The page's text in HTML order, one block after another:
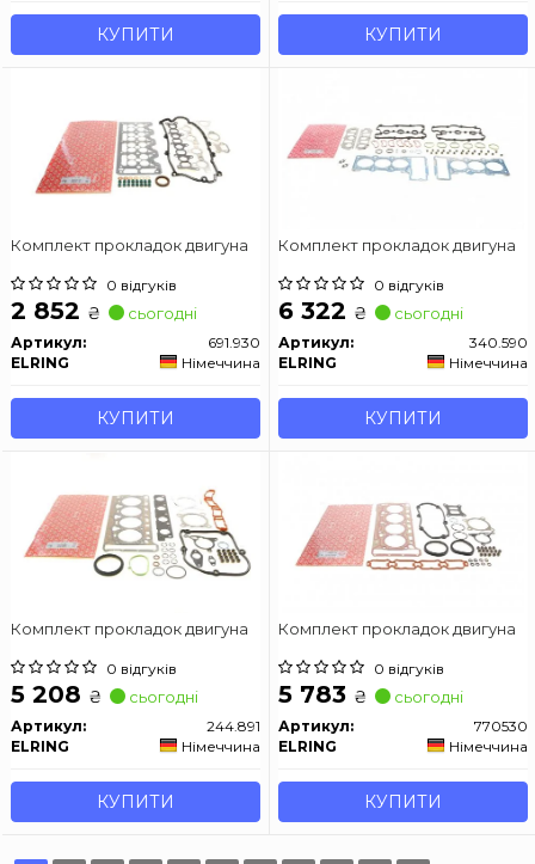
КУПИТИ КУПИТИ
Комплект прокладок двигуна
0 відгуків
2 852 ₴ сьогодні
Артикул:
691.930
ELRING
Німеччина
КУПИТИ
Комплект прокладок двигуна
0 відгуків
6 322 ₴ сьогодні
Артикул:
340.590
ELRING
Німеччина
КУПИТИ
Комплект прокладок двигуна
0 відгуків
5 208 ₴ сьогодні
Артикул:
244.891
ELRING
Німеччина
КУПИТИ
Комплект прокладок двигуна
0 відгуків
5 783 ₴ сьогодні
Артикул:
770530
ELRING
Німеччина
КУПИТИ